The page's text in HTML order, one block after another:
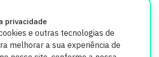
privacidade
e outras tecnologias de
melhorar a sua experiência de